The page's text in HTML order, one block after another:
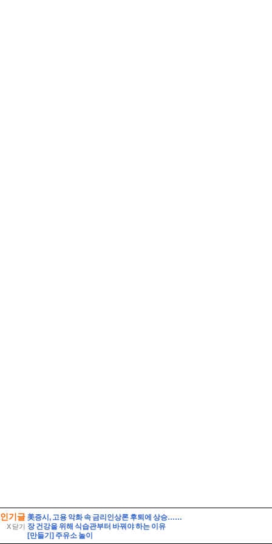
인기글
X 닫기
美증시, 고용 악화 속 금리인상론 후퇴에 상승…S&P 사상 최고
장 건강을 위해 식습관부터 바꿔야 하는 이유
[만들기] 주유소 놀이